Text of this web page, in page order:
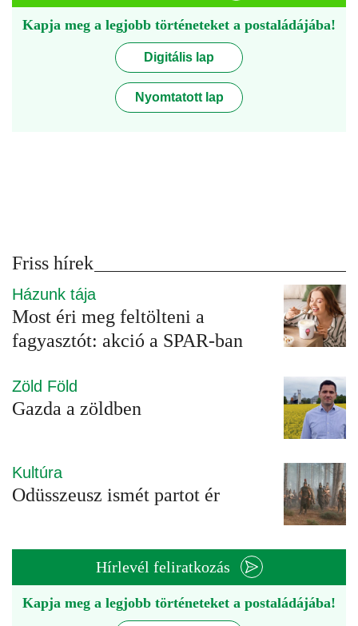
Kapja meg a legjobb történeteket a postaládájába!
Digitális lap
Nyomtatott lap
Friss hírek
Házunk tája
Most éri meg feltölteni a
fagyasztót: akció a SPAR-ban
Zöld Föld
Gazda a zöldben
Kultúra
Odüsszeusz ismét partot ér
Hírlevél feliratkozás
Kapja meg a legjobb történeteket a postaládájába!